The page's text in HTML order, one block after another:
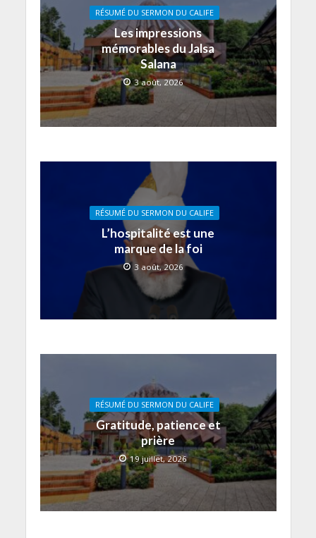
RÉSUMÉ DU SERMON DU CALIFE
Les impressions
mémorables du Jalsa
Salana
3 août, 2026
RÉSUMÉ DU SERMON DU CALIFE
L’hospitalité est une
marque de la foi
3 août, 2026
RÉSUMÉ DU SERMON DU CALIFE
Gratitude, patience et
prière
19 juillet, 2026